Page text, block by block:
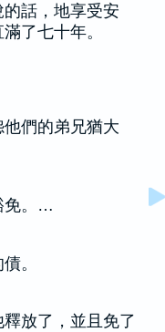
話，地享受安
了七十年。
們的弟兄猶大
免。…
。
放了，並且免了